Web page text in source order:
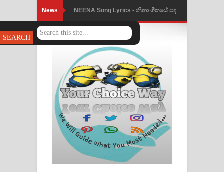
News NEENA Song Lyrics - නීනා ගීතයේ පද
පෙළ
Ahimi Wimai Himi Song Lyrics - අහිමි
විමයි හිමි ගීතයේ පද පෙළ
Mathaka Parana Song Lyrics - මතක
පාරනා ගීතයේ පද පෙළ
Nimnadhen Song Lyrics - නිම්නාදෙන්
ගීතයේ පද පෙළ